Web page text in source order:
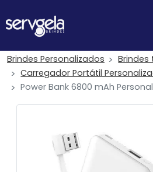
Brindes Personalizados
Carregador Portátil
Power Bank 6800 mAh